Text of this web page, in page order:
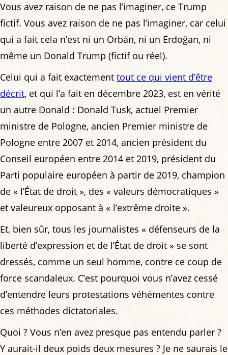
Vous avez raison de ne pas l’imaginer, ce Trump
fictif. Vous avez raison de ne pas l’imaginer, car celui
qui a fait cela n’est ni un Orbán, ni un Erdoğan, ni
même un Donald Trump (fictif ou réel).
Celui qui a fait exactement tout ce qui vient d’être
décrit, et qui l’a fait en décembre 2023, est en vérité
un autre Donald : Donald Tusk, actuel Premier
ministre de Pologne, ancien Premier ministre de
Pologne entre 2007 et 2014, ancien président du
Conseil européen entre 2014 et 2019, président du
Parti populaire européen à partir de 2019, champion
de « l’État de droit », des « valeurs démocratiques »
et valeureux opposant à « l’extrême droite ».
Et, bien sûr, tous les journalistes « défenseurs de la
liberté d’expression et de l’État de droit » se sont
dressés, comme un seul homme, contre ce coup de
force scandaleux. C’est pourquoi vous n’avez cessé
d’entendre leurs protestations véhémentes contre
ces méthodes dictatoriales.
Quoi ? Vous n’en avez presque pas entendu parler ?
Y aurait-il deux poids deux mesures ? Je ne saurais le